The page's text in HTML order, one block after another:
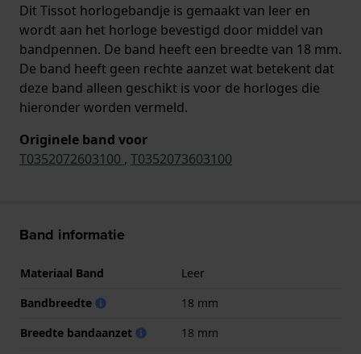
Dit Tissot horlogebandje is gemaakt van leer en
wordt aan het horloge bevestigd door middel van
bandpennen. De band heeft een breedte van 18 mm.
De band heeft geen rechte aanzet wat betekent dat
deze band alleen geschikt is voor de horloges die
hieronder worden vermeld.
Originele band voor
T0352072603100 , T0352073603100
Band informatie
Materiaal Band
Leer
Bandbreedte
18 mm
Breedte bandaanzet
18 mm